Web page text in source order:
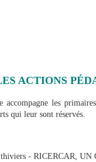
ACTIONS
accompagne les
qui leur sont réservés.
- RICERCAR, UN